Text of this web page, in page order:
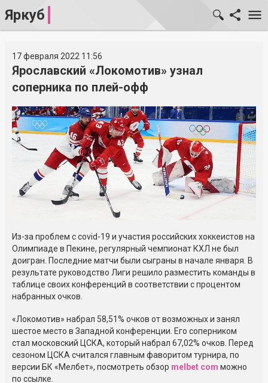
Яркуб
17 февраля 2022 11:56
Ярославский «Локомотив» узнал
соперника по плей-офф
Из-за проблем с covid-19 и участия российских хоккеистов на
Олимпиаде в Пекине, регулярный чемпионат КХЛ не был
доигран. Последние матчи были сыграны в начале января. В
результате руководство Лиги решило разместить команды в
таблице своих конференций в соответствии с процентом
набранных очков.
«Локомотив» набрал 58,51% очков от возможных и занял
шестое место в Западной конференции. Его соперником
стал московский ЦСКА, который набрал 67,02% очков. Перед
сезоном ЦСКА считался главным фаворитом турнира, по
версии БК «Мелбет», посмотреть обзор melbet com можно
по ссылке.